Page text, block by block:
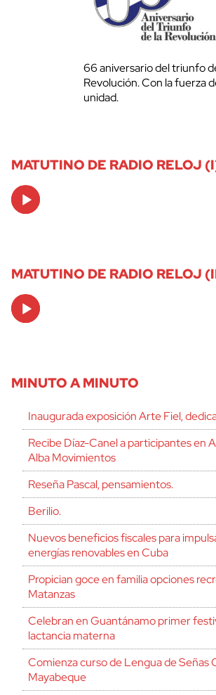
66 aniversario del triunfo
Revolución. Con la fuerza
unidad.
MATUTINO DE RADIO RELOJ
Audio
Player
MATUTINO DE RADIO RELOJ
Audio
Player
MINUTO A MINUTO
Inaugurada exposición Arte Fiel,
Recibe Díaz-Canel a participantes en
Alba Movimientos
Reseña Pascal, pensamientos.
Berilio.
Nuevos beneficios fiscales para
energías renovables en Cuba
Propician goce en familia opciones
Matanzas
Celebran en Guantánamo primer
lactancia materna
Comienza curso de Lengua de Señas
Mayabeque